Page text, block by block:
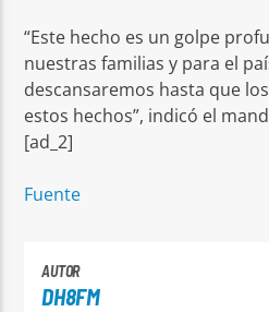
“Este hecho es un golpe
nuestras familias y para el
descansaremos hasta que
estos hechos”, indicó el
[ad_2]
Fuente
AUTOR
DH8FM